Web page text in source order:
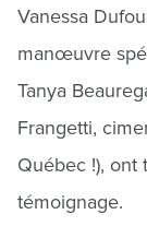
Vanessa
manœuvre
Tanya
Frangetti,
Québec !), ont
témoignage.